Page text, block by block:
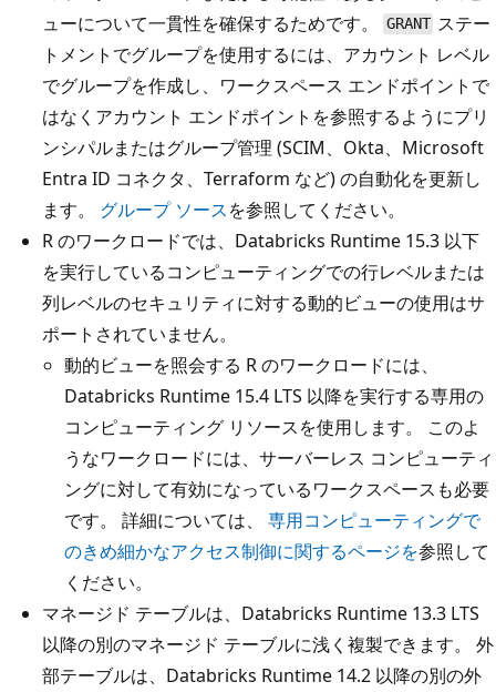
ューについて一貫性を確保するためです。
GRANT ステー
トメントでグループを使用するには、アカウント レベル
でグループを作成し、ワークスペース エンドポイントで
はなくアカウント エンドポイントを参照するようにプリ
ンシパルまたはグループ管理 (SCIM、Okta、Microsoft
Entra ID コネクタ、Terraform など) の自動化を更新し
ます。 グループ ソースを参照してください。
R のワークロードでは、Databricks Runtime 15.3 以下
を実行しているコンピューティングでの行レベルまたは
列レベルのセキュリティに対する動的ビューの使用はサ
ポートされていません。
動的ビューを照会する R のワークロードには、
Databricks Runtime 15.4 LTS 以降を実行する専用の
コンピューティング リソースを使用します。 このよ
うなワークロードには、サーバーレス コンピューティ
ングに対して有効になっているワークスペースも必要
です。 詳細については、 専用コンピューティングで
のきめ細かなアクセス制御に関するページを参照して
ください。
マネージド テーブルは、Databricks Runtime 13.3 LTS
以降の別のマネージド テーブルに浅く複製できます。 外
部テーブルは、Databricks Runtime 14.2 以降の別の外